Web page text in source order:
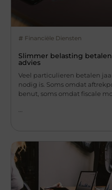
Financiële Diensten
Slimmer belasting
advies
Veel particulieren betalen
nodig is. Soms omdat
benut, soms omdat fiscale
...